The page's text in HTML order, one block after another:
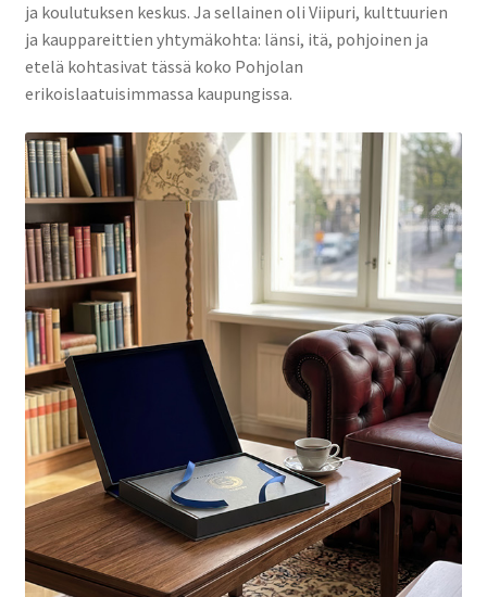
ja koulutuksen keskus. Ja sellainen oli Viipuri, kulttuurien
ja kauppareittien yhtymäkohta: länsi, itä, pohjoinen ja
etelä kohtasivat tässä koko Pohjolan
erikoislaatuisimmassa kaupungissa.